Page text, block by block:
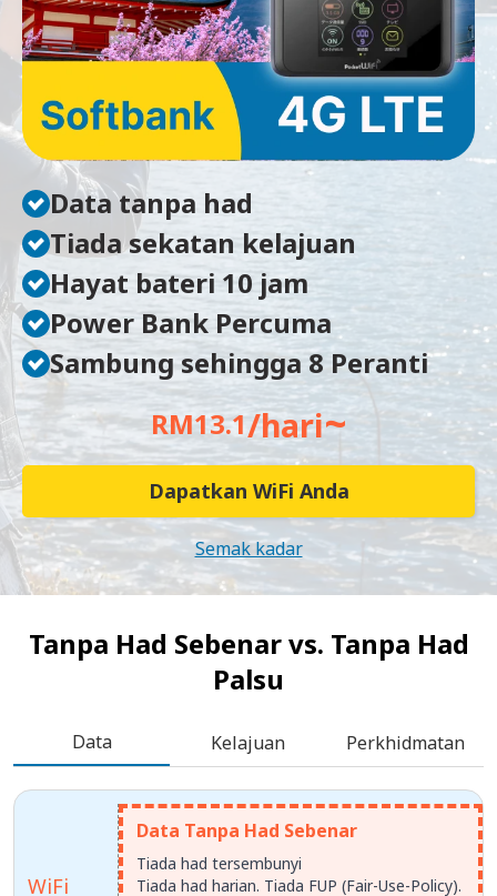
Data tanpa had
Tiada sekatan kelajuan
Hayat bateri 10 jam
Power Bank Percuma
Sambung sehingga 8 Peranti
RM13.1/hari~
Dapatkan WiFi Anda
Semak kadar
Tanpa Had Sebenar vs. Tanpa Had
Palsu
Data Kelajuan Perkhidmatan
WiFi
Data Tanpa Had Sebenar
Tiada had tersembunyi
Tiada had harian. Tiada FUP (Fair-Use-Policy).